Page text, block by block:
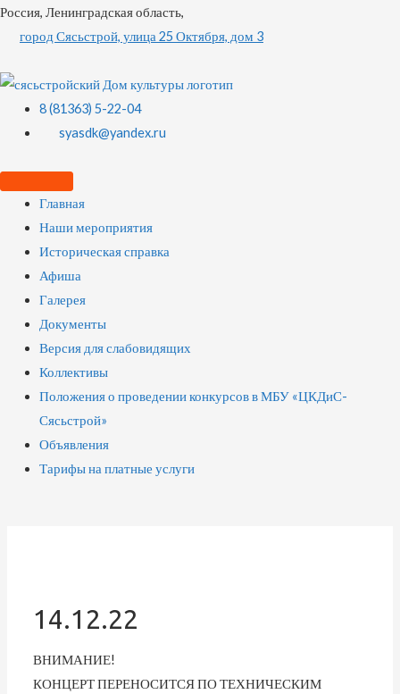
Россия, Ленинградская область,
город Сясьстрой, улица 25 Октября, дом 3
8 (81363) 5-22-04
syasdk@yandex.ru
Главная
Наши мероприятия
Историческая справка
Афиша
Галерея
Документы
Версия для слабовидящих
Коллективы
Положения о проведении конкурсов в МБУ «ЦКДиС-
Сясьстрой»
Объявления
Тарифы на платные услуги
14.12.22
ВНИМАНИЕ!
КОНЦЕРТ ПЕРЕНОСИТСЯ ПО ТЕХНИЧЕСКИМ